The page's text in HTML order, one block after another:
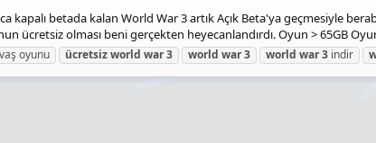
kapalı betada kalan World War 3 artık Açık Beta'ya geçmesiyle
ücretsiz olması beni gerçekten heyecanlandırdı. Oyun > 65GB
oyunu ücretsizworld war3 world war3 world war3 indir